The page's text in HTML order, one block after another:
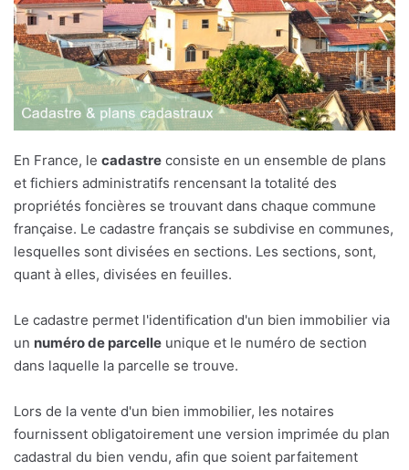
En France, le cadastre consiste en un ensemble de plans
et fichiers administratifs rencensant la totalité des
propriétés foncières se trouvant dans chaque commune
française. Le cadastre français se subdivise en communes,
lesquelles sont divisées en sections. Les sections, sont,
quant à elles, divisées en feuilles.
Le cadastre permet l'identification d'un bien immobilier via
un numéro de parcelle unique et le numéro de section
dans laquelle la parcelle se trouve.
Lors de la vente d'un bien immobilier, les notaires
fournissent obligatoirement une version imprimée du plan
cadastral du bien vendu, afin que soient parfaitement